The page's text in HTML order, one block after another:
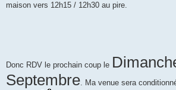
maison vers 12h15 / 12h30 au pire.
Donc RDV le prochain coup le
Septembre. Ma venue sera